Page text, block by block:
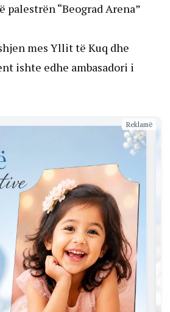
“Beograd Arena”
mes Yllit të Kuq dhe
ishte edhe ambasadori i
Reklamë